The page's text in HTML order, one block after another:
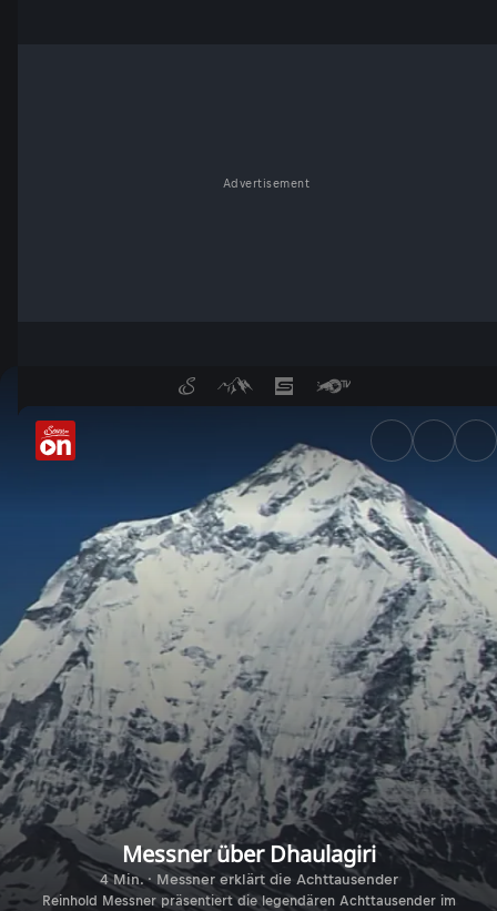
Advertisement
Messner über Dhaulagiri -
Messner über Dhaulagiri
4 Min. · Messner erklärt die Achttausender
Reinhold Messner präsentiert die legendären Achttausender im